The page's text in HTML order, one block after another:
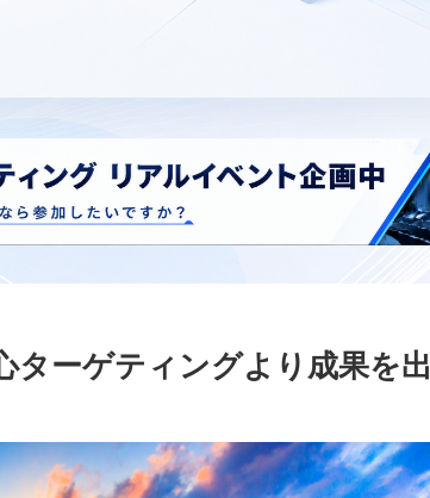
ターゲティングより成果を出